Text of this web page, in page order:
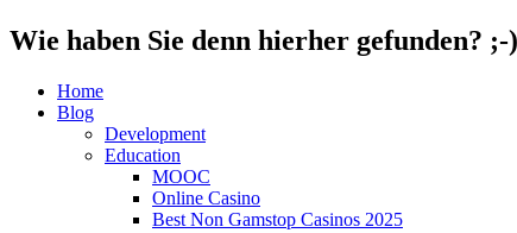
Wie haben Sie denn hierher gefunden? ;-)
Home
Blog
Development
Education
MOOC
Online Casino
Best Non Gamstop Casinos 2025